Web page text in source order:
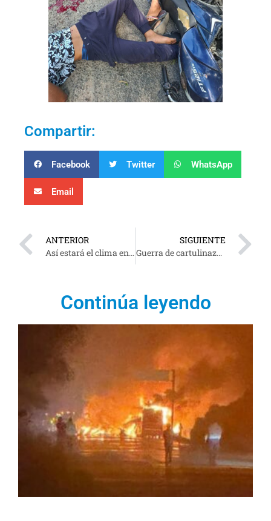
Compartir:
Facebook Twitter WhatsApp
Email
ANTERIOR
Así estará el clima en Tabasco ¡No olvides el paraguas !
SIGUIENTE
Guerra de cartulinazos en Astapa,Jalapa
Continúa leyendo